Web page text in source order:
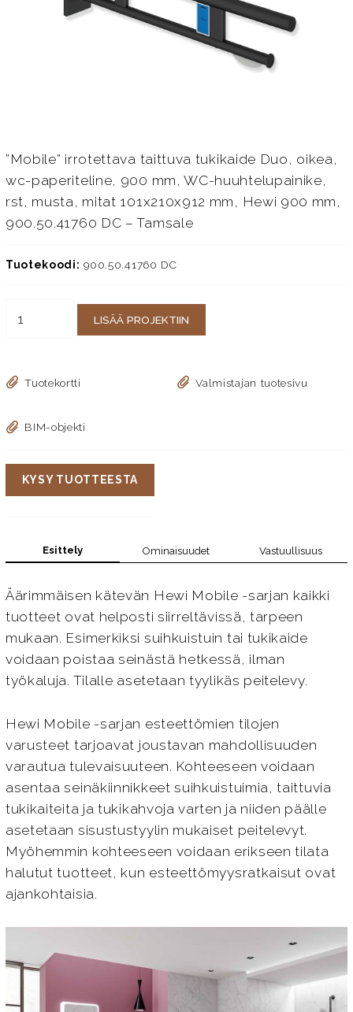
”Mobile” irrotettava taittuva tukikaide Duo, oikea,
wc-paperiteline, 900 mm, WC-huuhtelupainike,
rst, musta, mitat 101x210x912 mm, Hewi 900 mm,
900.50.41760 DC – Tamsale
Tuotekoodi: 900.50.41760 DC
LISÄÄ PROJEKTIIN
Tuotekortti Valmistajan tuotesivu
BIM-objekti
KYSY TUOTTEESTA
Esittely Ominaisuudet Vastuullisuus
Äärimmäisen kätevän Hewi Mobile -sarjan kaikki
tuotteet ovat helposti siirreltävissä, tarpeen
mukaan. Esimerkiksi suihkuistuin tai tukikaide
voidaan poistaa seinästä hetkessä, ilman
työkaluja. Tilalle asetetaan tyylikäs peitelevy.
Hewi Mobile -sarjan esteettömien tilojen
varusteet tarjoavat joustavan mahdollisuuden
varautua tulevaisuuteen. Kohteeseen voidaan
asentaa seinäkiinnikkeet suihkuistuimia, taittuvia
tukikaiteita ja tukikahvoja varten ja niiden päälle
asetetaan sisustustyylin mukaiset peitelevyt.
Myöhemmin kohteeseen voidaan erikseen tilata
halutut tuotteet, kun esteettömyysratkaisut ovat
ajankohtaisia.